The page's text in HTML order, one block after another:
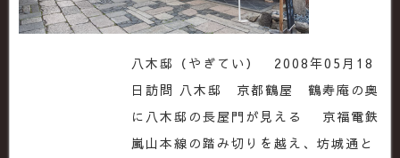
八木邸（やぎてい） 2008年05月18
日訪問 八木邸 京都鶴屋 鶴寿庵の奥
に八木邸の長屋門が見える 京福電鉄
嵐山本線の踏み切りを越え、坊城通と